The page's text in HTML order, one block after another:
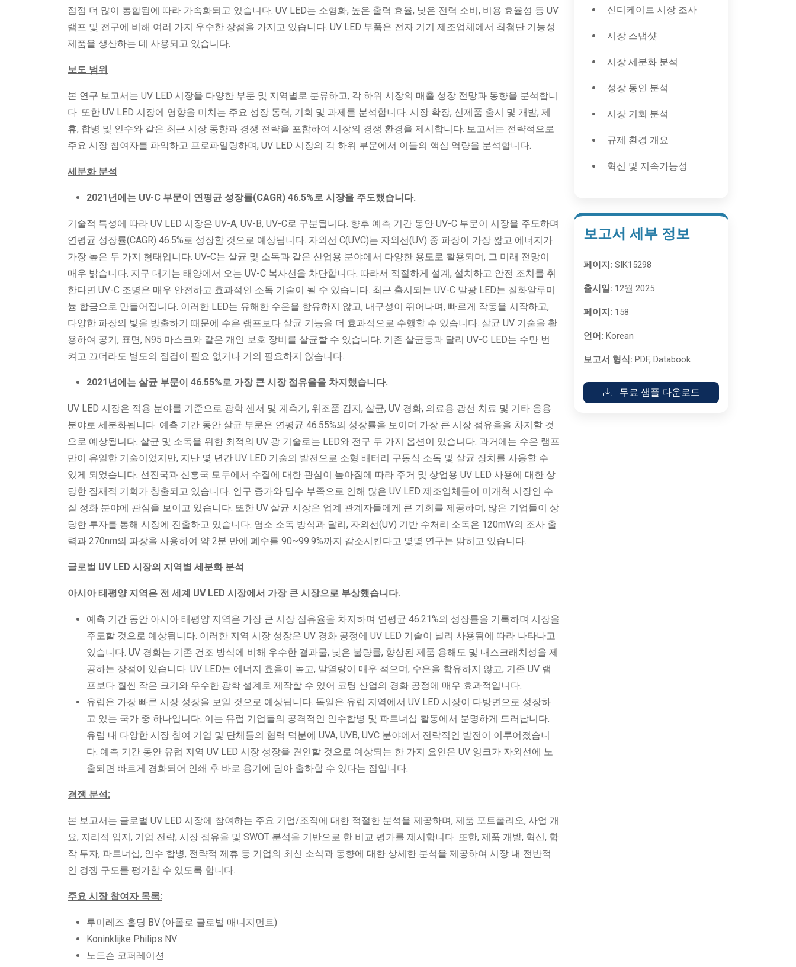
점점 더 많이 통합됨에 따라 가속화되고 있습니다. UV LED는 소형화, 높은 출력 효율, 낮은 전력 소비, 비용 효율성 등 UV
램프 및 전구에 비해 여러 가지 우수한 장점을 가지고 있습니다. UV LED 부품은 전자 기기 제조업체에서 최첨단 기능성
제품을 생산하는 데 사용되고 있습니다.
보도 범위
본 연구 보고서는 UV LED 시장을 다양한 부문 및 지역별로 분류하고, 각 하위 시장의 매출 성장 전망과 동향을 분석합니
다. 또한 UV LED 시장에 영향을 미치는 주요 성장 동력, 기회 및 과제를 분석합니다. 시장 확장, 신제품 출시 및 개발, 제
휴, 합병 및 인수와 같은 최근 시장 동향과 경쟁 전략을 포함하여 시장의 경쟁 환경을 제시합니다. 보고서는 전략적으로
주요 시장 참여자를 파악하고 프로파일링하며, UV LED 시장의 각 하위 부문에서 이들의 핵심 역량을 분석합니다.
세분화 분석
2021년에는 UV-C 부문이 연평균 성장률(CAGR) 46.5%로 시장을 주도했습니다.
기술적 특성에 따라 UV LED 시장은 UV-A, UV-B, UV-C로 구분됩니다. 향후 예측 기간 동안 UV-C 부문이 시장을 주도하며
연평균 성장률(CAGR) 46.5%로 성장할 것으로 예상됩니다. 자외선 C(UVC)는 자외선(UV) 중 파장이 가장 짧고 에너지가
가장 높은 두 가지 형태입니다. UV-C는 살균 및 소독과 같은 산업용 분야에서 다양한 용도로 활용되며, 그 미래 전망이
매우 밝습니다. 지구 대기는 태양에서 오는 UV-C 복사선을 차단합니다. 따라서 적절하게 설계, 설치하고 안전 조치를 취
한다면 UV-C 조명은 매우 안전하고 효과적인 소독 기술이 될 수 있습니다. 최근 출시되는 UV-C 발광 LED는 질화알루미
늄 합금으로 만들어집니다. 이러한 LED는 유해한 수은을 함유하지 않고, 내구성이 뛰어나며, 빠르게 작동을 시작하고,
다양한 파장의 빛을 방출하기 때문에 수은 램프보다 살균 기능을 더 효과적으로 수행할 수 있습니다. 살균 UV 기술을 활
용하여 공기, 표면, N95 마스크와 같은 개인 보호 장비를 살균할 수 있습니다. 기존 살균등과 달리 UV-C LED는 수만 번
켜고 끄더라도 별도의 점검이 필요 없거나 거의 필요하지 않습니다.
2021년에는 살균 부문이 46.55%로 가장 큰 시장 점유율을 차지했습니다.
UV LED 시장은 적용 분야를 기준으로 광학 센서 및 계측기, 위조품 감지, 살균, UV 경화, 의료용 광선 치료 및 기타 응용
분야로 세분화됩니다. 예측 기간 동안 살균 부문은 연평균 46.55%의 성장률을 보이며 가장 큰 시장 점유율을 차지할 것
으로 예상됩니다. 살균 및 소독을 위한 최적의 UV 광 기술로는 LED와 전구 두 가지 옵션이 있습니다. 과거에는 수은 램프
만이 유일한 기술이었지만, 지난 몇 년간 UV LED 기술의 발전으로 소형 배터리 구동식 소독 및 살균 장치를 사용할 수
있게 되었습니다. 선진국과 신흥국 모두에서 수질에 대한 관심이 높아짐에 따라 주거 및 상업용 UV LED 사용에 대한 상
당한 잠재적 기회가 창출되고 있습니다. 인구 증가와 담수 부족으로 인해 많은 UV LED 제조업체들이 미개척 시장인 수
질 정화 분야에 관심을 보이고 있습니다. 또한 UV 살균 시장은 업계 관계자들에게 큰 기회를 제공하며, 많은 기업들이 상
당한 투자를 통해 시장에 진출하고 있습니다. 염소 소독 방식과 달리, 자외선(UV) 기반 수처리 소독은 120mW의 조사 출
력과 270nm의 파장을 사용하여 약 2분 만에 폐수를 90~99.9%까지 감소시킨다고 몇몇 연구는 밝히고 있습니다.
글로벌 UV LED 시장의 지역별 세분화 분석
아시아 태평양 지역은 전 세계 UV LED 시장에서 가장 큰 시장으로 부상했습니다.
예측 기간 동안 아시아 태평양 지역은 가장 큰 시장 점유율을 차지하며 연평균 46.21%의 성장률을 기록하며 시장을
주도할 것으로 예상됩니다. 이러한 지역 시장 성장은 UV 경화 공정에 UV LED 기술이 널리 사용됨에 따라 나타나고
있습니다. UV 경화는 기존 건조 방식에 비해 우수한 결과물, 낮은 불량률, 향상된 제품 용해도 및 내스크래치성을 제
공하는 장점이 있습니다. UV LED는 에너지 효율이 높고, 발열량이 매우 적으며, 수은을 함유하지 않고, 기존 UV 램
프보다 훨씬 작은 크기와 우수한 광학 설계로 제작할 수 있어 코팅 산업의 경화 공정에 매우 효과적입니다.
유럽은 가장 빠른 시장 성장을 보일 것으로 예상됩니다. 독일은 유럽 지역에서 UV LED 시장이 다방면으로 성장하
고 있는 국가 중 하나입니다. 이는 유럽 기업들의 공격적인 인수합병 및 파트너십 활동에서 분명하게 드러납니다.
유럽 내 다양한 ​​시장 참여 기업 및 단체들의 협력 덕분에 UVA, UVB, UVC 분야에서 전략적인 발전이 이루어졌습니
다. 예측 기간 동안 유럽 지역 UV LED 시장 성장을 견인할 것으로 예상되는 한 가지 요인은 UV 잉크가 자외선에 노
출되면 빠르게 경화되어 인쇄 후 바로 용기에 담아 출하할 수 있다는 점입니다.
경쟁 분석:
본 보고서는 글로벌 UV LED 시장에 참여하는 주요 기업/조직에 대한 적절한 분석을 제공하며, 제품 포트폴리오, 사업 개
요, 지리적 입지, 기업 전략, 시장 점유율 및 SWOT 분석을 기반으로 한 비교 평가를 제시합니다. 또한, 제품 개발, 혁신, 합
작 투자, 파트너십, 인수 합병, 전략적 제휴 등 기업의 최신 소식과 동향에 대한 상세한 분석을 제공하여 시장 내 전반적
인 경쟁 구도를 평가할 수 있도록 합니다.
주요 시장 참여자 목록:
루미레즈 홀딩 BV (아폴로 글로벌 매니지먼트)
Koninklijke Philips NV
노드슨 코퍼레이션
신디케이트 시장 조사
시장 스냅샷
시장 세분화 분석
성장 동인 분석
시장 기회 분석
규제 환경 개요
혁신 및 지속가능성
보고서 세부 정보
페이지: SIK15298
출시일: 12월 2025
페이지: 158
언어: Korean
보고서 형식: PDF, Databook
무료 샘플 다운로드